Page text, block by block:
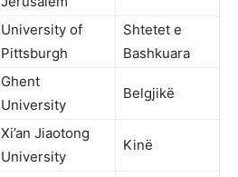
University of
Pittsburgh
Shtetet e
Bashkuara
Ghent
University
Belgjikë
Xi’an Jiaotong
University
Kinë